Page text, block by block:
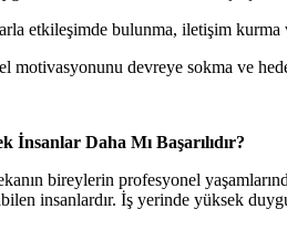
etkileşimde bulunma, iletişim
motivasyonunu devreye sokma ve
İnsanlar Daha Mı Başarılıdır?
bireylerin profesyonel
insanlardır. İş yerinde yüksek